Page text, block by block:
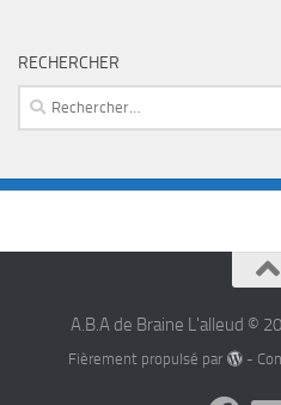
RECHERCHER
A.B.A de Braine L'alleud ©
Fièrement propulsé par -